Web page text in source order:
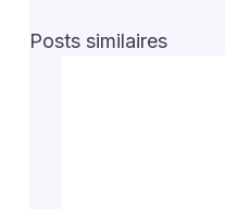
Posts similaires